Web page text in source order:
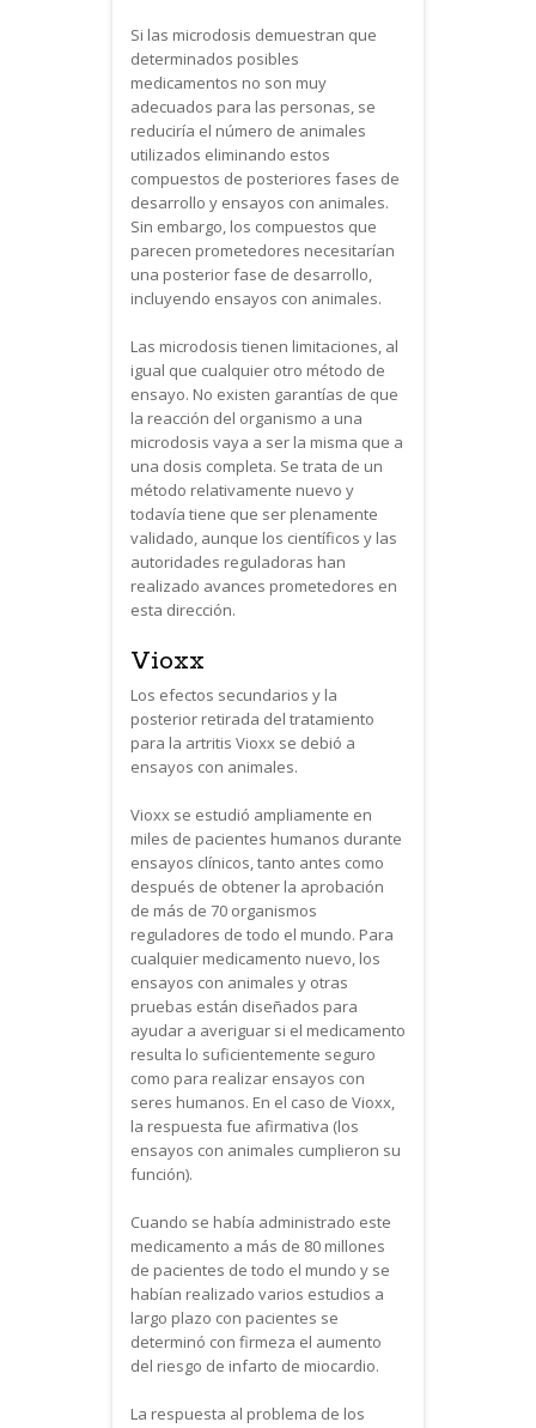
Si las microdosis demuestran que
determinados posibles
medicamentos no son muy
adecuados para las personas, se
reduciría el número de animales
utilizados eliminando estos
compuestos de posteriores fases de
desarrollo y ensayos con animales.
Sin embargo, los compuestos que
parecen prometedores necesitarían
una posterior fase de desarrollo,
incluyendo ensayos con animales.
Las microdosis tienen limitaciones, al
igual que cualquier otro método de
ensayo. No existen garantías de que
la reacción del organismo a una
microdosis vaya a ser la misma que a
una dosis completa. Se trata de un
método relativamente nuevo y
todavía tiene que ser plenamente
validado, aunque los científicos y las
autoridades reguladoras han
realizado avances prometedores en
esta dirección.
Vioxx
Los efectos secundarios y la
posterior retirada del tratamiento
para la artritis Vioxx se debió a
ensayos con animales.
Vioxx se estudió ampliamente en
miles de pacientes humanos durante
ensayos clínicos, tanto antes como
después de obtener la aprobación
de más de 70 organismos
reguladores de todo el mundo. Para
cualquier medicamento nuevo, los
ensayos con animales y otras
pruebas están diseñados para
ayudar a averiguar si el medicamento
resulta lo suficientemente seguro
como para realizar ensayos con
seres humanos. En el caso de Vioxx,
la respuesta fue afirmativa (los
ensayos con animales cumplieron su
función).
Cuando se había administrado este
medicamento a más de 80 millones
de pacientes de todo el mundo y se
habían realizado varios estudios a
largo plazo con pacientes se
determinó con firmeza el aumento
del riesgo de infarto de miocardio.
La respuesta al problema de los